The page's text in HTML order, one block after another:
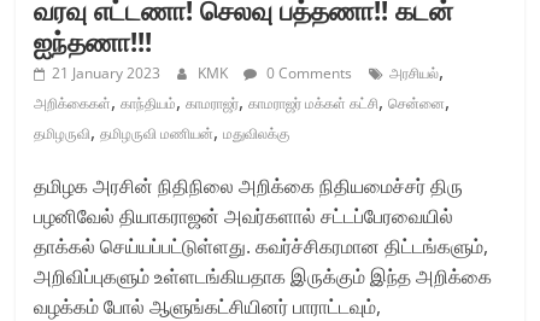
வரவு எட்டணா! செலவு பத்தணா!! கடன்
ஐந்தணா!!!
21 January 2023 KMK 0 Comments அரசியல்,
அறிக்கைகள்,காந்தியம்,காமராஜர்,காமராஜர் மக்கள் கட்சி,சென்னை,
தமிழருவி,தமிழருவி மணியன்,மதுவிலக்கு
தமிழக அரசின் நிதிநிலை அறிக்கை நிதியமைச்சர் திரு
பழனிவேல் தியாகராஜன் அவர்களால் சட்டப்பேரவையில்
தாக்கல் செய்யப்பட்டுள்ளது. கவர்ச்சிகரமான திட்டங்களும்,
அறிவிப்புகளும் உள்ளடங்கியதாக இருக்கும் இந்த அறிக்கை
வழக்கம் போல் ஆளுங்கட்சியினர் பாராட்டவும்,